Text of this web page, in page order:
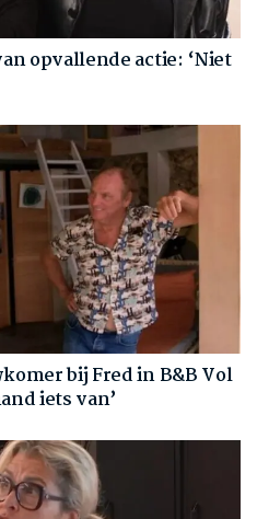
opvallende actie: ‘Niet
bij Fred in B&B Vol
iets van’